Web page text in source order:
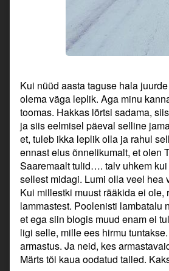
Kui nüüd aasta taguse hala
olema väga leplik. Aga minu
toomas. Hakkas lörtsi sadama,
ja siis eelmisel päeval selline
et, tuleb ikka leplik olla ja rahul
ennast elus õnnelikumalt, et olen
Saaremaalt tulid…. talv uhkem
sellest midagi. Lumi olla veel hea
Kui millestki muust rääkida ei
lammastest. Poolenisti lambatalu
et ega siin blogis muud enam ei
ligi selle, mille ees hirmu
armastus. Ja neid, kes
Märts tõi kaua oodatud talled.